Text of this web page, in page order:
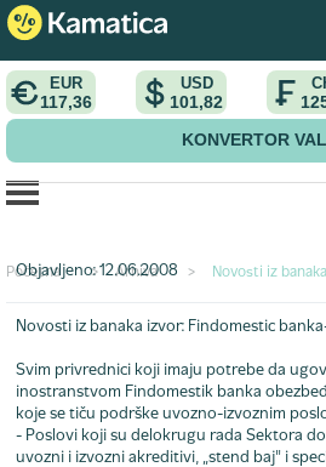
EUR
117,36
USD
101,82
KONVERTOR
Početna > Arhiva > Novosti iz banaka
Objavljeno: 12.06.2008
Novosti iz banaka izvor: Findomestic
Svim privrednici koji imaju potrebe da
inostranstvom Findomestik banka
koje se tiču podrške uvozno-izvoznim
- Poslovi koji su delokrugu rada Sektora
uvozni i izvozni akreditivi, „stend baj" i